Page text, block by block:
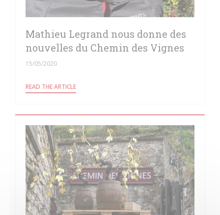
Mathieu Legrand nous donne des
nouvelles du Chemin des Vignes
15/05/2020
READ THE ARTICLE((OPENS IN A NEW WINDOW))